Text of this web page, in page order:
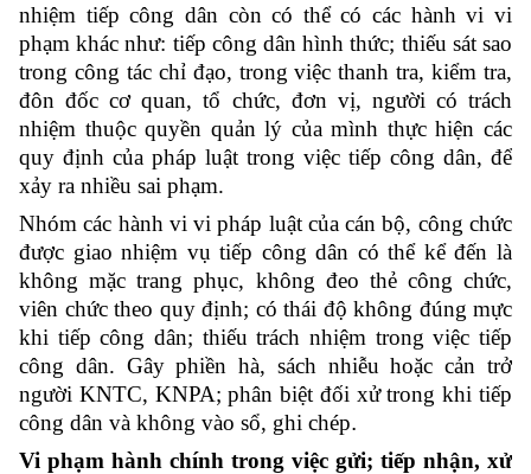
nhiệm tiếp công dân còn có thể có các hành vi vi
phạm khác như: tiếp công dân hình thức; thiếu sát sao
trong công tác chỉ đạo, trong việc thanh tra, kiểm tra,
đôn đốc cơ quan, tổ chức, đơn vị, người có trách
nhiệm thuộc quyền quản lý của mình thực hiện các
quy định của pháp luật trong việc tiếp công dân, để
xảy ra nhiều sai phạm.
Nhóm các hành vi vi pháp luật của cán bộ, công chức
được giao nhiệm vụ tiếp công dân có thể kể đến là
không mặc trang phục, không đeo thẻ công chức,
viên chức theo quy định; có thái độ không đúng mực
khi tiếp công dân; thiếu trách nhiệm trong việc tiếp
công dân. Gây phiền hà, sách nhiễu hoặc cản trở
người KNTC, KNPA; phân biệt đối xử trong khi tiếp
công dân và không vào sổ, ghi chép.
Vi phạm hành chính trong việc gửi; tiếp nhận, xử